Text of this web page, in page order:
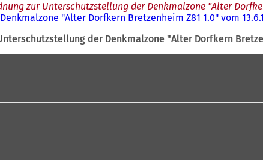
zur Unterschutzstellung der Denkmalzone "Alter
"Alter Dorfkern Bretzenheim Z81 1.0" vom
der Denkmalzone "Alter Dorfkern